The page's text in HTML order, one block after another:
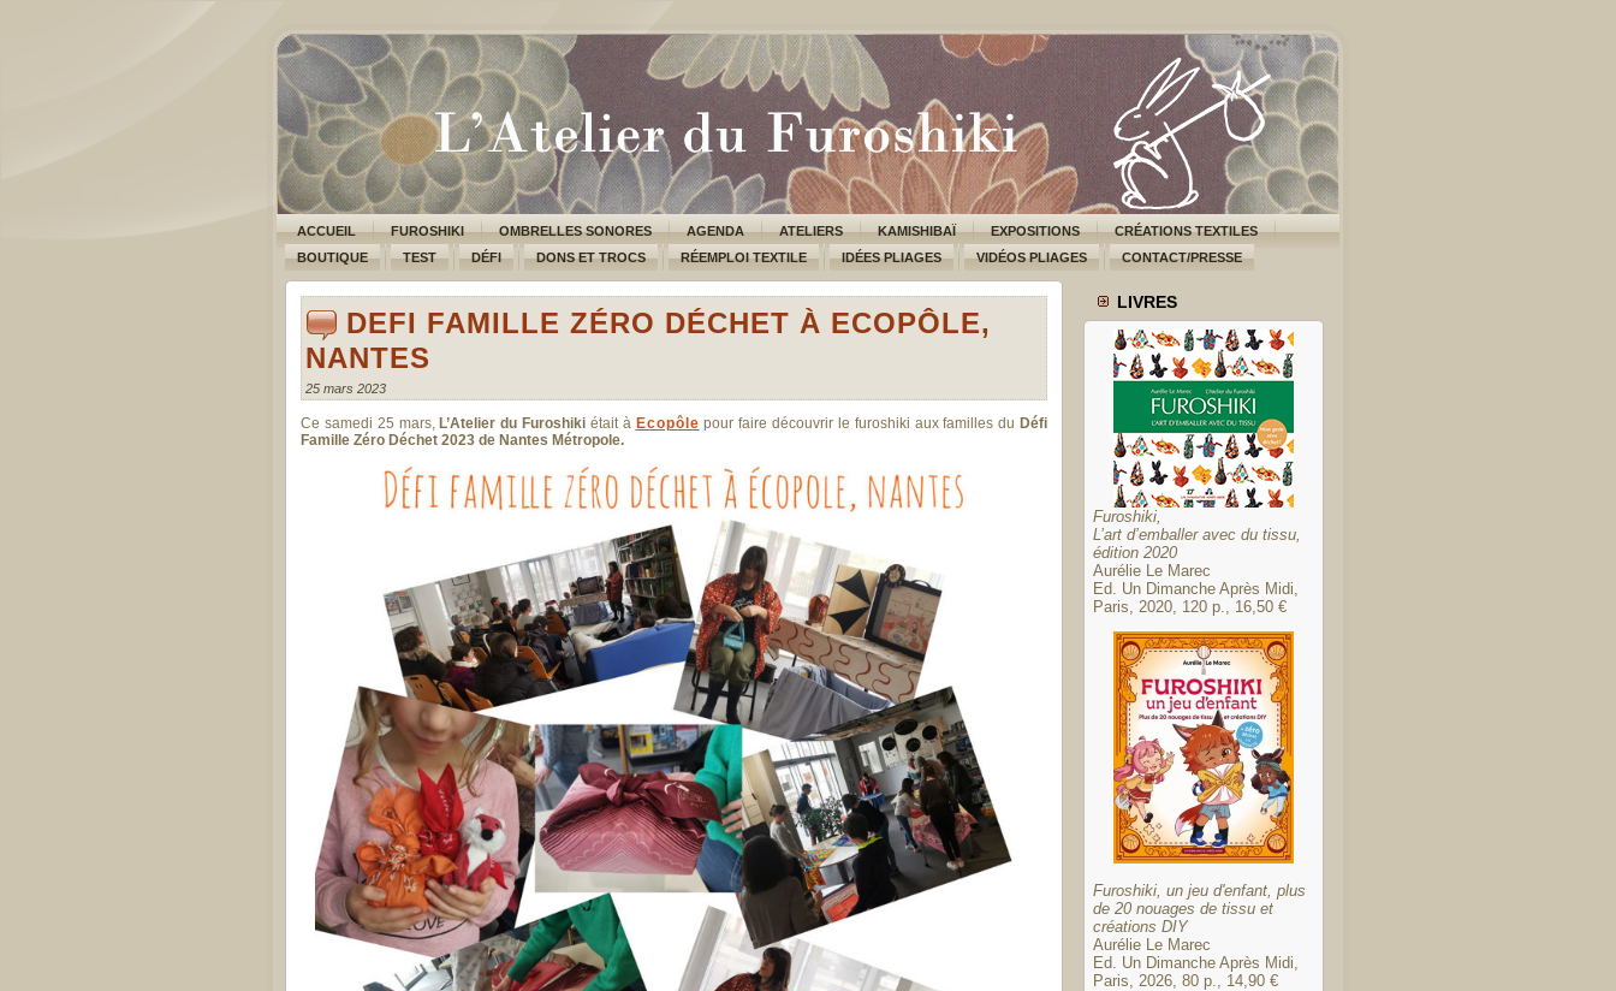
ACCUEIL FUROSHIKI OMBRELLES SONORES AGENDA ATELIERS KAMISHIBAÏ EXPOSITIONS
CRÉATIONS TEXTILES
BOUTIQUE
TEST DÉFI DONS ET TROCS RÉEMPLOI TEXTILE IDÉES PLIAGES VIDÉOS PLIAGES CONTACT/PRESSE
DEFI FAMILLE ZÉRO DÉCHET À ECOPÔLE,
NANTES
25 mars 2023
Ce samedi 25 mars,L’Atelier du Furoshiki était à Ecopôle pour faire découvrir le furoshiki aux familles duDéfi
Famille Zéro Déchet 2023 de Nantes Métropole.
LIVRES
Furoshiki,
L’art d’emballer avec du tissu,
édition 2020
Aurélie Le Marec
Ed. Un Dimanche Après Midi,
Paris, 2020, 120 p., 16,50 €
Furoshiki, un jeu d'enfant, plus
de 20 nouages de tissu et
créations DIY
Aurélie Le Marec
Ed. Un Dimanche Après Midi,
Paris, 2026, 80 p., 14,90 €